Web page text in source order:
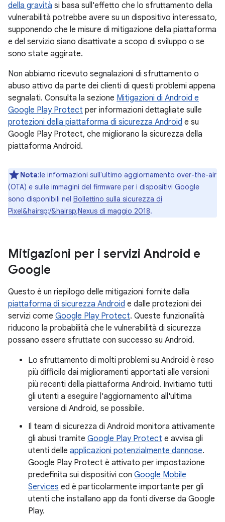
della gravità si basa sull'effetto che lo sfruttamento della
vulnerabilità potrebbe avere su un dispositivo interessato,
supponendo che le misure di mitigazione della piattaforma
e del servizio siano disattivate a scopo di sviluppo o se
sono state aggirate.
Non abbiamo ricevuto segnalazioni di sfruttamento o
abuso attivo da parte dei clienti di questi problemi appena
segnalati. Consulta la sezione Mitigazioni di Android e
Google Play Protect per informazioni dettagliate sulle
protezioni della piattaforma di sicurezza Android e su
Google Play Protect, che migliorano la sicurezza della
piattaforma Android.
Nota:le informazioni sull'ultimo aggiornamento over-the-air
(OTA) e sulle immagini del firmware per i dispositivi Google
sono disponibili nel Bollettino sulla sicurezza di
Pixel&hairsp;/&hairsp;Nexus di maggio 2018.
Mitigazioni per i servizi Android e
Google
Questo è un riepilogo delle mitigazioni fornite dalla
piattaforma di sicurezza Android e dalle protezioni dei
servizi come Google Play Protect. Queste funzionalità
riducono la probabilità che le vulnerabilità di sicurezza
possano essere sfruttate con successo su Android.
Lo sfruttamento di molti problemi su Android è reso
più difficile dai miglioramenti apportati alle versioni
più recenti della piattaforma Android. Invitiamo tutti
gli utenti a eseguire l'aggiornamento all'ultima
versione di Android, se possibile.
Il team di sicurezza di Android monitora attivamente
gli abusi tramite Google Play Protect e avvisa gli
utenti delle applicazioni potenzialmente dannose.
Google Play Protect è attivato per impostazione
predefinita sui dispositivi con Google Mobile
Services ed è particolarmente importante per gli
utenti che installano app da fonti diverse da Google
Play.